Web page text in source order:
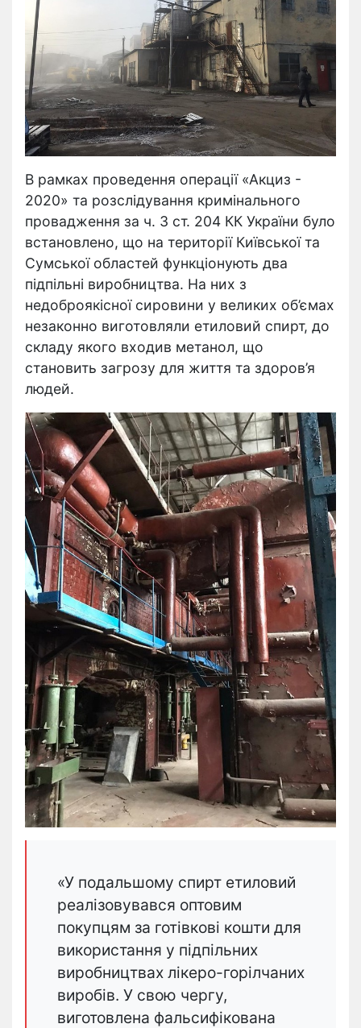
В рамках проведення операції «Акциз -
2020» та розслідування кримінального
провадження за ч. 3 ст. 204 КК України було
встановлено, що на території Київської та
Сумської областей функціонують два
підпільні виробництва. На них з
недоброякісної сировини у великих об’ємах
незаконно виготовляли етиловий спирт, до
складу якого входив метанол, що
становить загрозу для життя та здоров’я
людей.
«У подальшому спирт етиловий
реалізовувався оптовим
покупцям за готівкові кошти для
використання у підпільних
виробництвах лікеро-горілчаних
виробів. У свою чергу,
виготовлена фальсифікована